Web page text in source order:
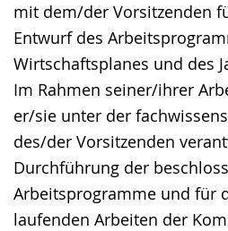
mit dem/der Vorsitzenden
Entwurf des
Wirtschaftsplanes und des
Im Rahmen seiner/ihrer
er/sie unter der
des/der Vorsitzenden
Durchführung der
Arbeitsprogramme und für
laufenden Arbeiten der